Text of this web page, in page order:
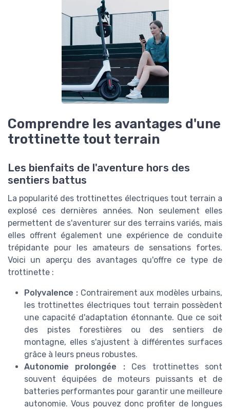
Comprendre les avantages d'une
trottinette tout terrain
Les bienfaits de l'aventure hors des
sentiers battus
La popularité des trottinettes électriques tout terrain a
explosé ces dernières années. Non seulement elles
permettent de s'aventurer sur des terrains variés, mais
elles offrent également une expérience de conduite
trépidante pour les amateurs de sensations fortes.
Voici un aperçu des avantages qu'offre ce type de
trottinette :
Polyvalence :Contrairement aux modèles urbains,
les trottinettes électriques tout terrain possèdent
une capacité d'adaptation étonnante. Que ce soit
des pistes forestières ou des sentiers de
montagne, elles s'ajustent à différentes surfaces
grâce à leurs pneus robustes.
Autonomie prolongée :Ces trottinettes sont
souvent équipées de moteurs puissants et de
batteries performantes pour garantir une meilleure
autonomie. Vous pouvez donc profiter de longues